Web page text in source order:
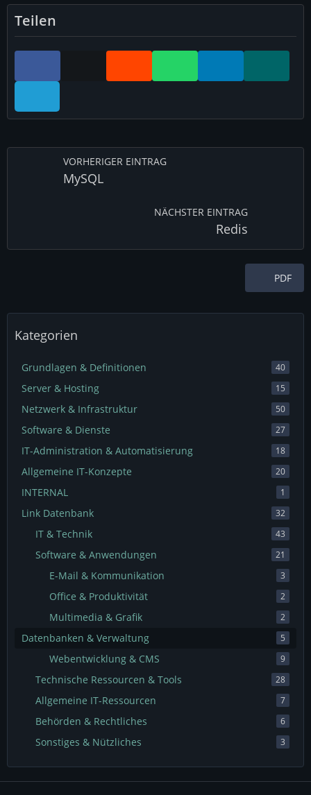
Teilen
VORHERIGER EINTRAG
MySQL
NÄCHSTER EINTRAG
Redis
PDF
Kategorien
Grundlagen & Definitionen 40
Server & Hosting 15
Netzwerk & Infrastruktur 50
Software & Dienste 27
IT-Administration & Automatisierung 18
Allgemeine IT-Konzepte 20
INTERNAL 1
Link Datenbank 32
IT & Technik 43
Software & Anwendungen 21
E-Mail & Kommunikation 3
Office & Produktivität 2
Multimedia & Grafik 2
Datenbanken & Verwaltung 5
Webentwicklung & CMS 9
Technische Ressourcen & Tools 28
Allgemeine IT-Ressourcen 7
Behörden & Rechtliches 6
Sonstiges & Nützliches 3